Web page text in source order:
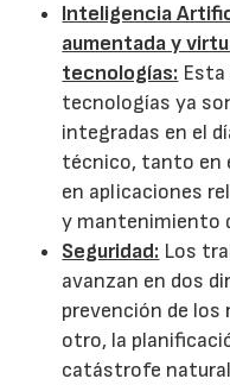
Inteligencia
aumentada y
tecnologías: Esta
tecnologías ya
integradas en el
técnico, tanto en
en aplicaciones
y mantenimiento
Seguridad: Los
avanzan en dos
prevención de los
otro, la
catástrofe